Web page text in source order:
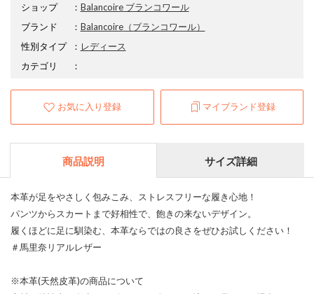
ショップ ： Balancoire ブランコワール
ブランド
： Balancoire（ブランコワール）
性別タイプ
： レディース
カテゴリ
：
お気に入り登録 マイブランド登録
商品説明 サイズ詳細
本革が足をやさしく包みこみ、ストレスフリーな履き心地！
パンツからスカートまで好相性で、飽きの来ないデザイン。
履くほどに足に馴染む、本革ならではの良さをぜひお試しください！
＃馬里奈リアルレザー
※本革(天然皮革)の商品について